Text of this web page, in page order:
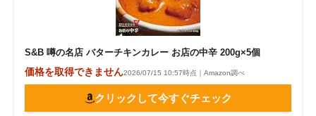
S&B 噂の名店 バターチキンカレー お店の中辛 200g×5個
価格を取得できません2026/07/15 10:57時点｜Amazon調べ
クリックして今すぐチェック